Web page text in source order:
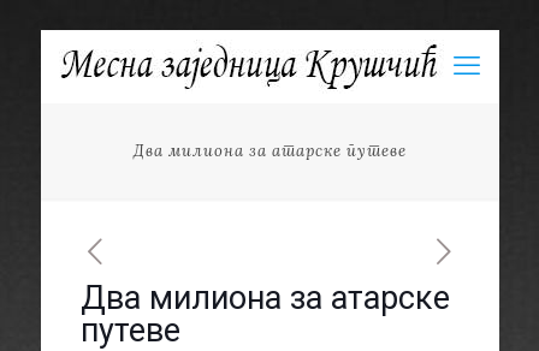
Два милиона за атарске путеве
Два милиона за атарске
путеве